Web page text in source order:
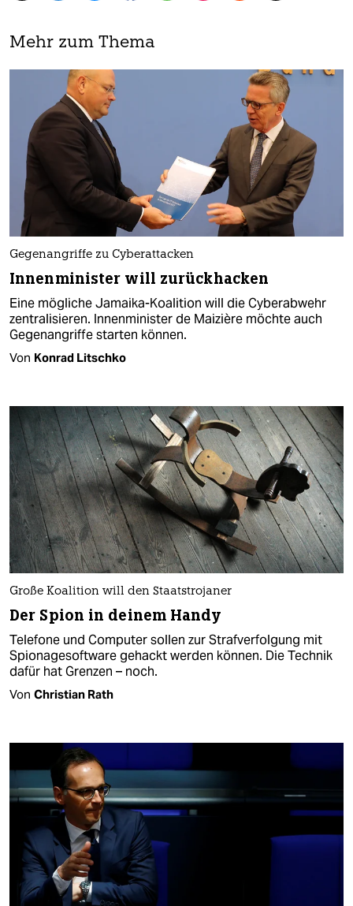
Mehr zum Thema
Gegenangriffe zu Cyberattacken
Innenminister will zurückhacken
Eine mögliche Jamaika-Koalition will die Cyberabwehr
zentralisieren. Innenminister de Maizière möchte auch
Gegenangriffe starten können.
Von Konrad Litschko
Große Koalition will den Staatstrojaner
Der Spion in deinem Handy
Telefone und Computer sollen zur Strafverfolgung mit
Spionagesoftware gehackt werden können. Die Technik
dafür hat Grenzen – noch.
Von Christian Rath